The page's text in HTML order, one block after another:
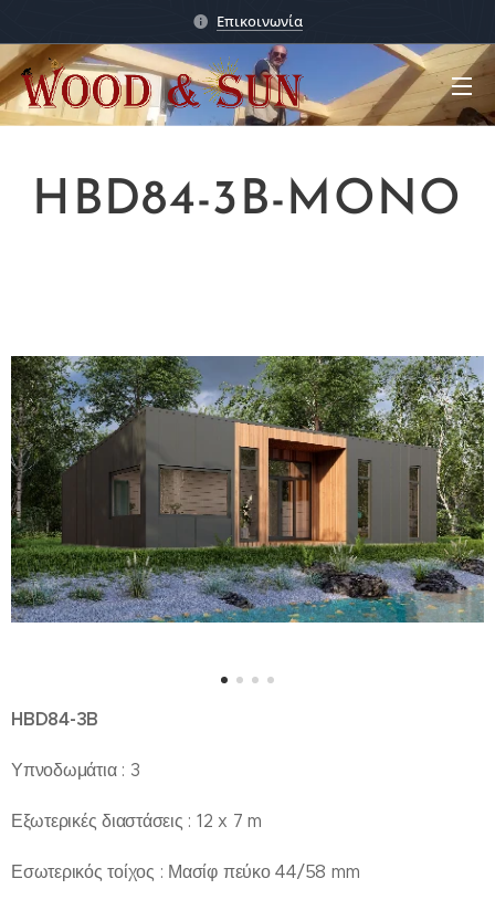
Επικοινωνία
HBD84-3B-MONO
HBD84-3B
Υπνοδωμάτια : 3
Ε¨ξωτερικές διαστάσεις : 12 x 7 m
Εσωτερικός τοίχος : Μασίφ πεύκο 44/58 mm